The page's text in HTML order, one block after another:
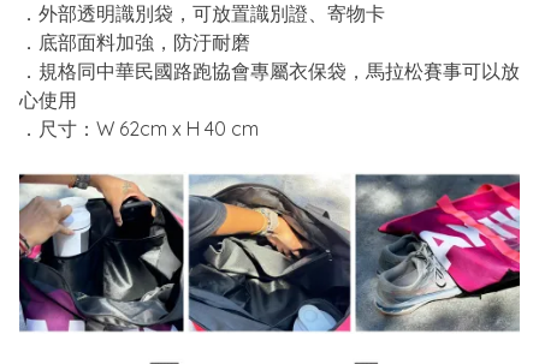
．外部透明識別袋，可放置識別證、寄物卡
．底部面料加強，防汙耐磨
．規格同中華民國路跑協會專屬衣保袋，馬拉松賽事可以放
心使用
．尺寸：W 62cm x H 40 cm